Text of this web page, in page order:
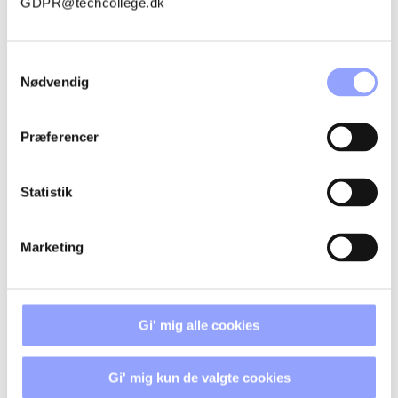
Nødvendig
Præferencer
Statistik
Marketing
Gi' mig alle cookies
Gi' mig kun de valgte cookies
KONTAKTPERSONER